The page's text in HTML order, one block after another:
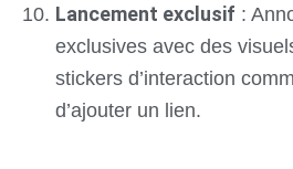
Lancement exclusif :
exclusives avec des
stickers d’interaction
d’ajouter un lien.